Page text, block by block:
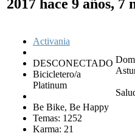
2017 hace 9 años, 7
Activania
DESCONECTADO
Bicicletero/a
Platinum
Be Bike, Be Happy
Temas: 1252
Karma: 21